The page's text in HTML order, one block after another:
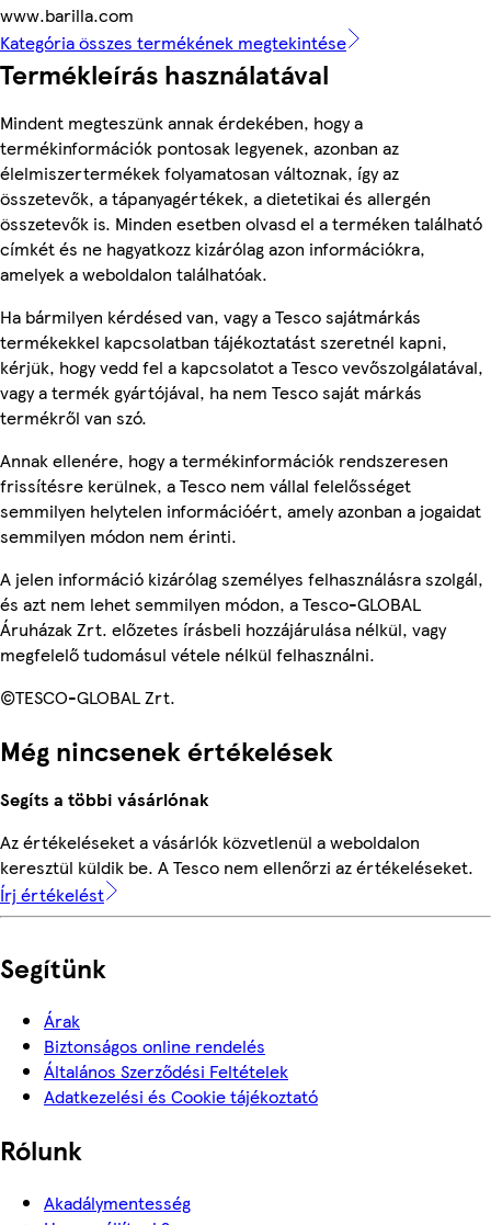
www.barilla.com
Kategória összes termékének megtekintése
Termékleírás használatával
Mindent megteszünk annak érdekében, hogy a
termékinformációk pontosak legyenek, azonban az
élelmiszertermékek folyamatosan változnak, így az
összetevők, a tápanyagértékek, a dietetikai és allergén
összetevők is. Minden esetben olvasd el a terméken található
címkét és ne hagyatkozz kizárólag azon információkra,
amelyek a weboldalon találhatóak.
Ha bármilyen kérdésed van, vagy a Tesco sajátmárkás
termékekkel kapcsolatban tájékoztatást szeretnél kapni,
kérjük, hogy vedd fel a kapcsolatot a Tesco vevőszolgálatával,
vagy a termék gyártójával, ha nem Tesco saját márkás
termékről van szó.
Annak ellenére, hogy a termékinformációk rendszeresen
frissítésre kerülnek, a Tesco nem vállal felelősséget
semmilyen helytelen információért, amely azonban a jogaidat
semmilyen módon nem érinti.
A jelen információ kizárólag személyes felhasználásra szolgál,
és azt nem lehet semmilyen módon, a Tesco-GLOBAL
Áruházak Zrt. előzetes írásbeli hozzájárulása nélkül, vagy
megfelelő tudomásul vétele nélkül felhasználni.
©TESCO-GLOBAL Zrt.
Még nincsenek értékelések
Segíts a többi vásárlónak
Az értékeléseket a vásárlók közvetlenül a weboldalon
keresztül küldik be. A Tesco nem ellenőrzi az értékeléseket.
Írj értékelést
Segítünk
Árak
Biztonságos online rendelés
Általános Szerződési Feltételek
Adatkezelési és Cookie tájékoztató
Rólunk
Akadálymentesség